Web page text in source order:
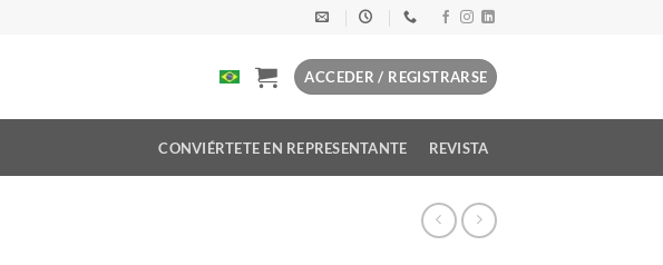
ACCEDER / REGISTRARSE
CONVIÉRTETE EN REPRESENTANTE REVISTA